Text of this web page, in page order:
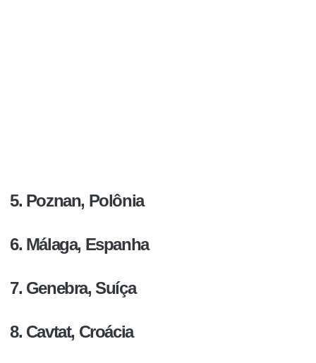
5. Poznan, Polônia
6. Málaga, Espanha
7. Genebra, Suíça
8. Cavtat, Croácia